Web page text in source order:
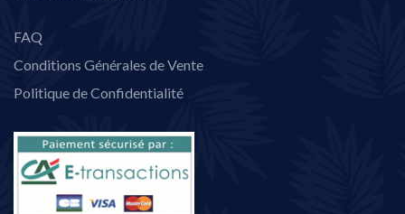
FAQ
Conditions Générales de Vente
Politique de Confidentialité